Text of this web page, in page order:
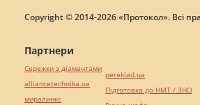
Copyright © 2014-2026 «Протокол». Всі
Партнери
Сережки з діамантами
alliancetechnika.ua
миралинкс
pereklad.ua
Підготовка до НМТ / ЗНО